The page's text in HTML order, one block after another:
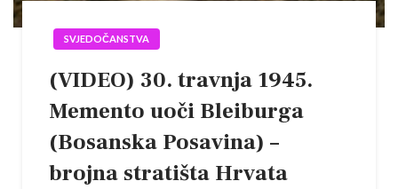
SVJEDOČANSTVA
(VIDEO) 30. travnja 1945.
Memento uoči Bleiburga
(Bosanska Posavina) –
brojna stratišta Hrvata